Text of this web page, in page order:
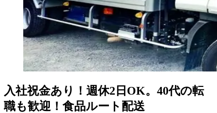
入社祝金あり！週休2日OK。40代の転
職も歓迎！食品ルート配送